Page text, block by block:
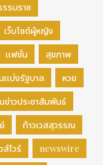
รมราช
เว็บไซต์ผู้หญิง
แฟชั่น
สุขภาพ
แบ่งรัฐบาล
หวย
ข่าวประชาสัมพันธ์
ท้าวเวสสุวรรณ
ส์ไวร์
newswire